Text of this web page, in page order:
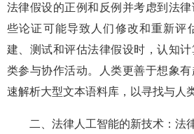
法律假设的正例和反例并考虑到法
些论证可能导致人们修改和重新评
建、测试和评估法律假设时，认知
类参与协作活动。人类更善于想象
速解析大型文本语料库，以寻找与人
二、法律人工智能的新技术：法